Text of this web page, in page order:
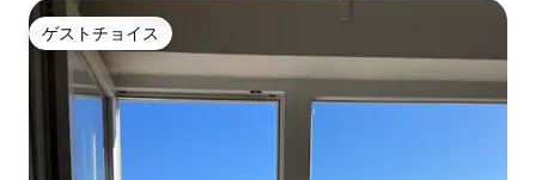
ゲストチョイス
ゲストチョイス